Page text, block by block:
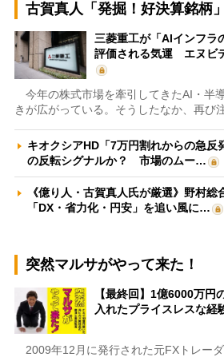
古賀真人「発掘！好決算銘柄」
三菱重工が「AIインフラ
評価される気運 エヌビ
今年の株式市場を牽引してきたAI・半
きが広がっている。そうしたなか、再び
キオクシアHD「7万円割れからの急反
の反転シグナルか？ 市場のムー…
《億り人・古賀真人氏が厳選》野村総
「DX・省力化・円安」を追い風に…
突然マルサがやって来た！
【最終回】1億6000万円
入れたプライスレスな
2009年12月に発行された元FXトレー